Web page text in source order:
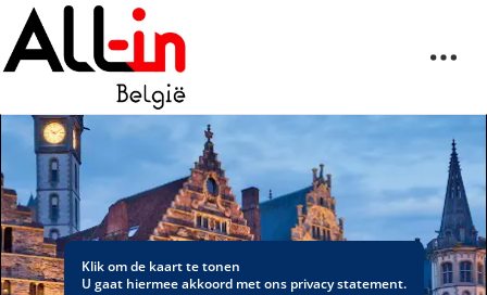
Klik om de kaart te tonen
U gaat hiermee akkoord met ons privacy statement.